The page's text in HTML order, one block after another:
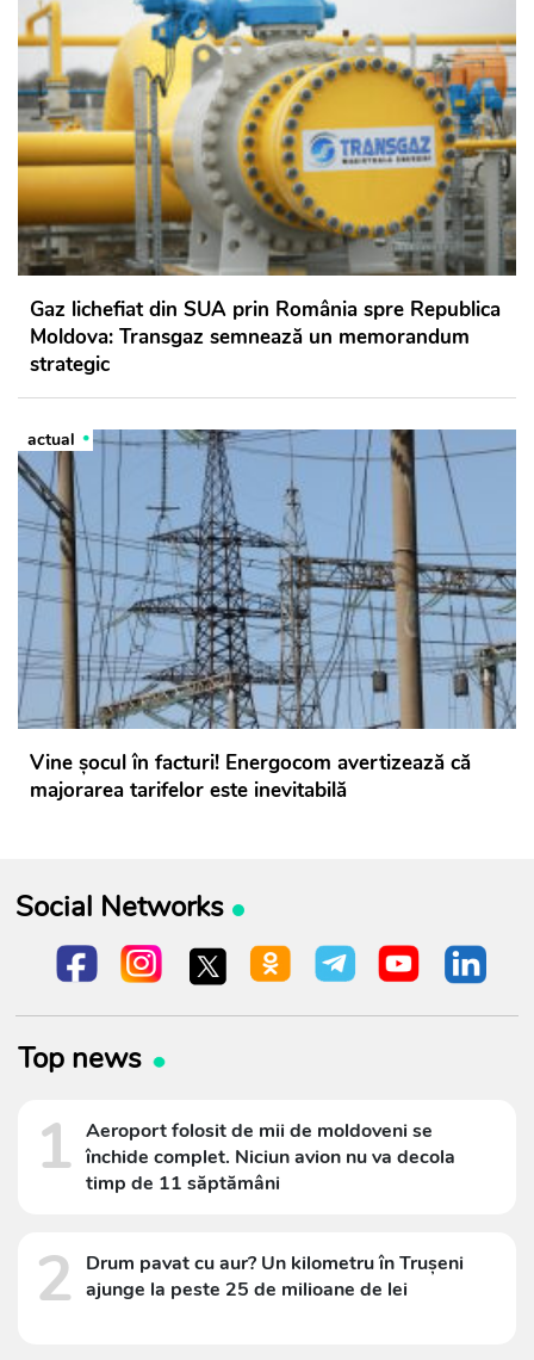
Gaz lichefiat din SUA prin România spre Republica
Moldova: Transgaz semnează un memorandum
strategic
actual
Vine șocul în facturi! Energocom avertizează că
majorarea tarifelor este inevitabilă
Social Networks
Top news
1 Aeroport folosit de mii de moldoveni se
închide complet. Niciun avion nu va decola
timp de 11 săptămâni
2
Drum pavat cu aur? Un kilometru în Trușeni
ajunge la peste 25 de milioane de lei